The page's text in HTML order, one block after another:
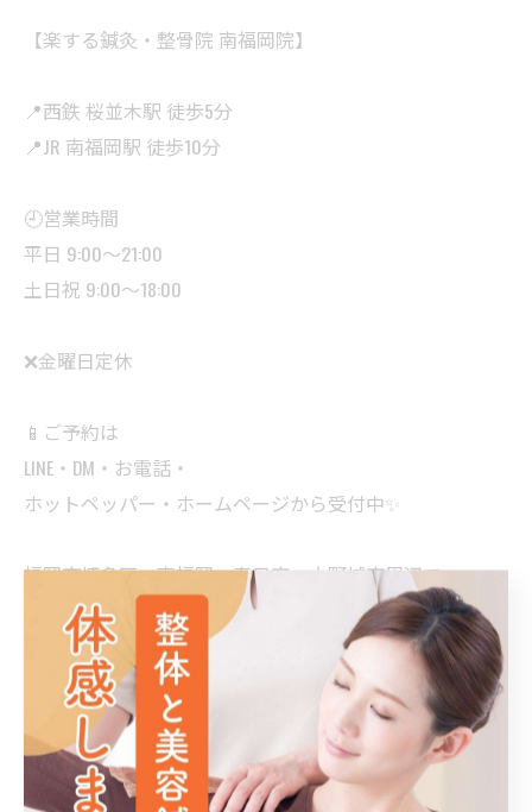
【楽する鍼灸・整骨院 南福岡院】
📍西鉄 桜並木駅 徒歩5分
📍JR 南福岡駅 徒歩10分
🕘営業時間
平日 9:00〜21:00
土日祝 9:00〜18:00
❌金曜日定休
📱ご予約は
LINE・DM・お電話・
ホットペッパー・ホームページから受付中✨
福岡市博多区・南福岡・春日市・大野城市周辺で
腰痛や腰の重だるさにお悩みの方はお気軽にご相談くだ
さい😊
#腰痛 #腰の重だるさ #福岡整骨院 #春日市 #楽してキレ
イに元気に